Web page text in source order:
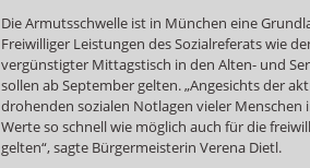
Die Armutsschwelle ist in München eine
Freiwilliger Leistungen des Sozialreferats wie
vergünstigter Mittagstisch in den Alten- und
sollen ab September gelten. „Angesichts der
drohenden sozialen Notlagen vieler Menschen
Werte so schnell wie möglich auch für die
gelten“, sagte Bürgermeisterin Verena Dietl.